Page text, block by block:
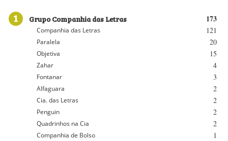
1 173
Grupo Companhia das Letras
121
Companhia das Letras
20
Paralela
15
Objetiva
4
Zahar
3
Fontanar
2
Alfaguara
2
Cia. das Letras
2
Penguin
2
Quadrinhos na Cia
1
Companhia de Bolso